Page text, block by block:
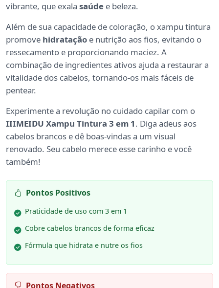
vibrante, que exala saúde e beleza.
Além de sua capacidade de coloração, o xampu tintura
promove hidratação e nutrição aos fios, evitando o
ressecamento e proporcionando maciez. A
combinação de ingredientes ativos ajuda a restaurar a
vitalidade dos cabelos, tornando-os mais fáceis de
pentear.
Experimente a revolução no cuidado capilar com o
IIIMEIDU Xampu Tintura 3 em 1. Diga adeus aos
cabelos brancos e dê boas-vindas a um visual
renovado. Seu cabelo merece esse carinho e você
também!
Pontos Positivos
Praticidade de uso com 3 em 1
Cobre cabelos brancos de forma eficaz
Fórmula que hidrata e nutre os fios
Pontos Negativos